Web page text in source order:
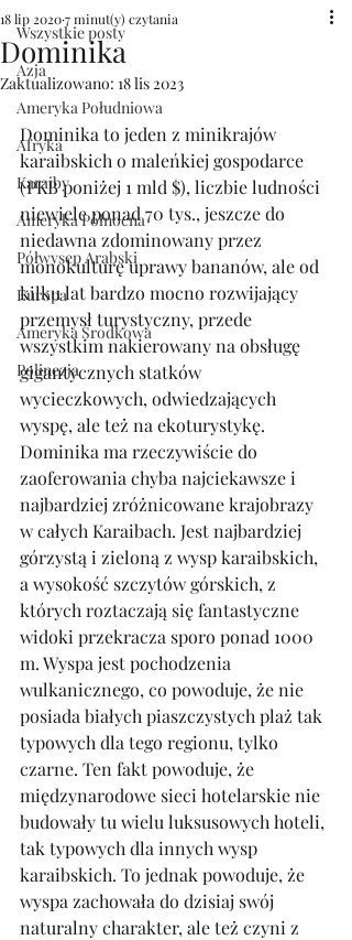
Wszystkie posty
Azja
Ameryka Południowa
Afryka
Karaiby
Ameryka Północna
Półwysep Arabski
Europa
Ameryka Środkowa
Polinezja
Dominika
18 lip 20207 minut(y) czytania
Zaktualizowano: 18 lis 2023
Dominika to jeden z minikrajów
karaibskich o maleńkiej gospodarce
(PKB poniżej 1 mld $), liczbie ludności
niewiele ponad 70 tys., jeszcze do
niedawna zdominowany przez
monokulturę uprawy bananów, ale od
kilku lat bardzo mocno rozwijający
przemysł turystyczny, przede
wszystkim nakierowany na obsługę
gigantycznych statków
wycieczkowych, odwiedzających
wyspę, ale też na ekoturystykę.
Dominika ma rzeczywiście do
zaoferowania chyba najciekawsze i
najbardziej zróżnicowane krajobrazy
w całych Karaibach. Jest najbardziej
górzystą i zieloną z wysp karaibskich,
a wysokość szczytów górskich, z
których roztaczają się fantastyczne
widoki przekracza sporo ponad 1000
m. Wyspa jest pochodzenia
wulkanicznego, co powoduje, że nie
posiada białych piaszczystych plaż tak
typowych dla tego regionu, tylko
czarne. Ten fakt powoduje, że
międzynarodowe sieci hotelarskie nie
budowały tu wielu luksusowych hoteli,
tak typowych dla innych wysp
karaibskich. To jednak powoduje, że
wyspa zachowała do dzisiaj swój
naturalny charakter, ale też czyni z